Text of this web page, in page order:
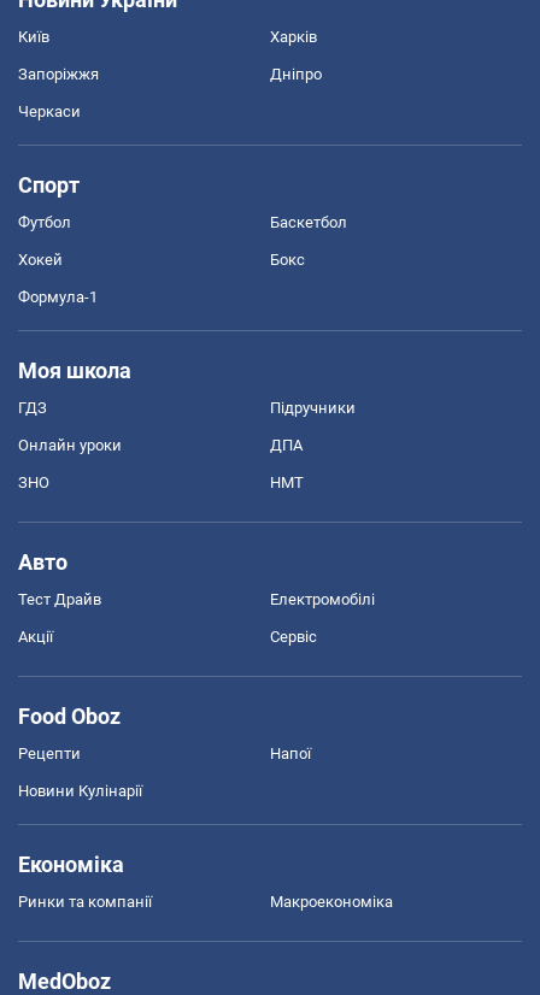
Київ Харків
Запоріжжя Дніпро
Черкаси
Спорт
Футбол Баскетбол
Хокей Бокс
Формула-1
Моя школа
ГДЗ Підручники
Онлайн уроки ДПА
ЗНО НМТ
Авто
Тест Драйв Електромобілі
Акції Сервіс
Food Oboz
Рецепти Напої
Новини Кулінарії
Економіка
Ринки та компанії Макроекономіка
MedOboz